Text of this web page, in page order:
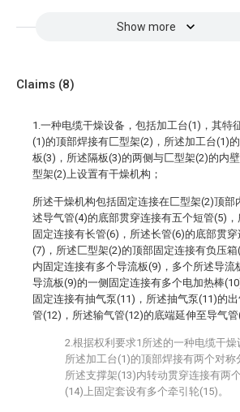
Show more
Claims (8)
1.一种电缆干燥设备，包括加工台(1)，其特
(1)的顶部焊接有匚型架(2)，所述加工台(1)
板(3)，所述隔板(3)的两侧与匚型架(2)的内
型架(2)上设置有干燥机构；
所述干燥机构包括固定连接在匚型架(2)顶部
述导气管(4)的底部贯穿连接有五个短管(5)
固定连接有长管(6)，所述长管(6)的底部贯
(7)，所述匚型架(2)的顶部固定连接有负压
内固定连接有多个导流板(9)，多个所述导流
导流板(9)的一侧固定连接有多个电加热棒
固定连接有抽气泵(11)，所述抽气泵(11)的
管(12)，所述输气管(12)的底端延伸至导气管
2.根据权利要求1所述的一种电缆干燥
所述加工台(1)的顶部焊接有两个对称
所述支撑架(13)内转动贯穿连接有两
(14)上固定套设有多个牵引轮(15)。